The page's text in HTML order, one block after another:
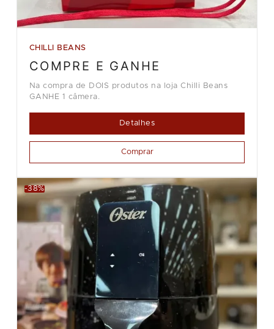
CHILLI BEANS
COMPRE E GANHE
Na compra de DOIS produtos na loja Chilli Beans
GANHE 1 câmera.
Detalhes
Comprar
-38%